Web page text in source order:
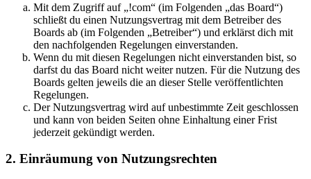
Mit dem Zugriff auf „!com“ (im Folgenden „das Board“)
schließt du einen Nutzungsvertrag mit dem Betreiber des
Boards ab (im Folgenden „Betreiber“) und erklärst dich mit
den nachfolgenden Regelungen einverstanden.
Wenn du mit diesen Regelungen nicht einverstanden bist, so
darfst du das Board nicht weiter nutzen. Für die Nutzung des
Boards gelten jeweils die an dieser Stelle veröffentlichten
Regelungen.
Der Nutzungsvertrag wird auf unbestimmte Zeit geschlossen
und kann von beiden Seiten ohne Einhaltung einer Frist
jederzeit gekündigt werden.
2. Einräumung von Nutzungsrechten